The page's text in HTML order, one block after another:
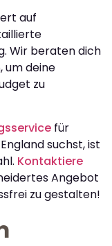
auf
Wir beraten dich
um deine
zu
für
suchst, ist
Kontaktiere
Angebot
zu gestalten!